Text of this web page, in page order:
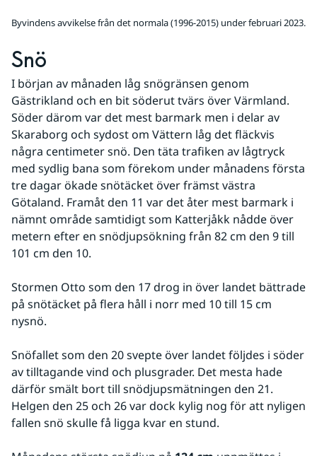
Byvindens avvikelse från det normala (1996-2015) under februari 2023.
Snö
I början av månaden låg snögränsen genom
Gästrikland och en bit söderut tvärs över Värmland.
Söder därom var det mest barmark men i delar av
Skaraborg och sydost om Vättern låg det fläckvis
några centimeter snö. Den täta trafiken av lågtryck
med sydlig bana som förekom under månadens första
tre dagar ökade snötäcket över främst västra
Götaland. Framåt den 11 var det åter mest barmark i
nämnt område samtidigt som Katterjåkk nådde över
metern efter en snödjupsökning från 82 cm den 9 till
101 cm den 10.
Stormen Otto som den 17 drog in över landet bättrade
på snötäcket på flera håll i norr med 10 till 15 cm
nysnö.
Snöfallet som den 20 svepte över landet följdes i söder
av tilltagande vind och plusgrader. Det mesta hade
därför smält bort till snödjupsmätningen den 21.
Helgen den 25 och 26 var dock kylig nog för att nyligen
fallen snö skulle få ligga kvar en stund.